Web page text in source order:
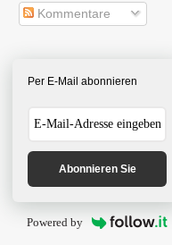
Kommentare
Per E-Mail abonnieren
Abonnieren Sie
Powered by